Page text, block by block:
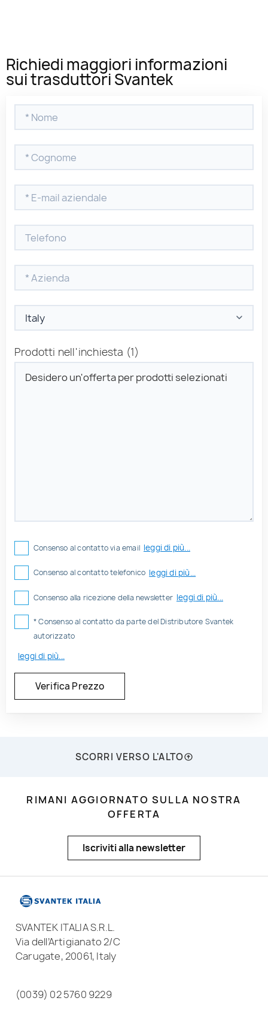
Richiedi maggiori informazioni
sui trasduttori Svantek
Prodotti nell'inchiesta (1)
Consenso al contatto via email leggi di più...
Consenso al contatto telefonico leggi di più...
Consenso alla ricezione della newsletter leggi di più...
* Consenso al contatto da parte del Distributore Svantek
autorizzato
leggi di più...
SCORRI VERSO L'ALTO
RIMANI AGGIORNATO SULLA NOSTRA
OFFERTA
Iscriviti alla newsletter
SVANTEK ITALIA S.R.L.
Via dell’Artigianato 2/C
Carugate, 20061, Italy
(0039) 02 5760 9229